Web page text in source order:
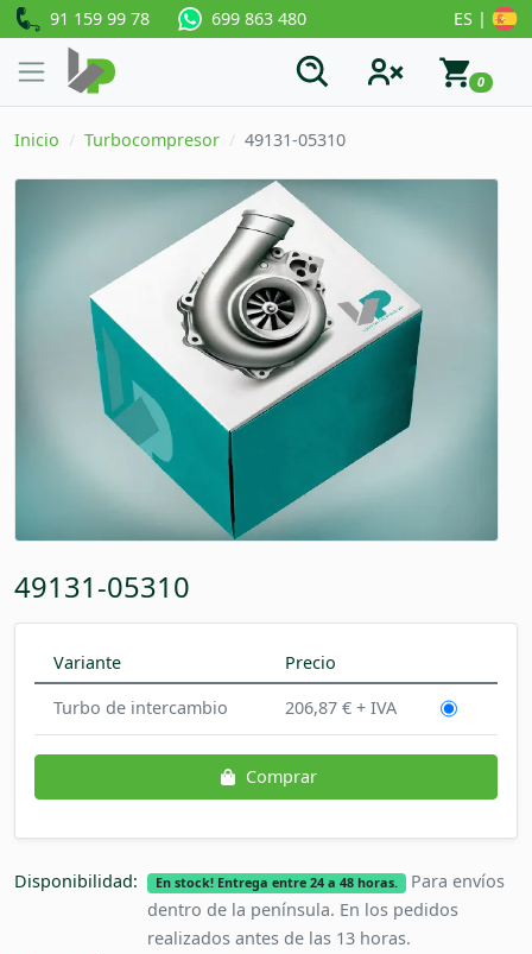
91 159 99 78 699 863 480 ES |
0
Inicio Turbocompresor 49131-05310
49131-05310
Variante
Precio
Turbo de intercambio
206,87 € + IVA
Comprar
Disponibilidad: En stock! Entrega entre 24 a 48 horas.
Para envíos
dentro de la península. En los pedidos
realizados antes de las 13 horas.